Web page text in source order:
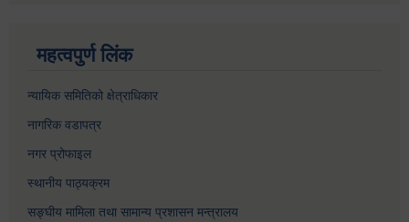
महत्वपुर्ण लिंक
न्यायिक समितिको क्षेत्राधिकार
नागरिक वडापत्र
नगर प्रोफाइल
स्थानीय पाठ्यक्रम
सङ्घीय मामिला तथा सामान्य प्रशासन मन्त्रालय